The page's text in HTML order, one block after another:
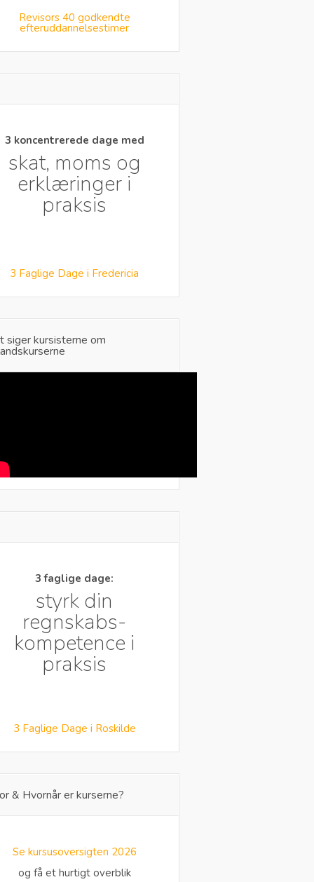
Revisors 40 godkendte
efteruddannelsestimer
3 koncentrerede dage med
skat, moms og
erklæringer i
praksis
3 Faglige Dage i Fredericia
siger kursisterne om
3 faglige dage:
styrk din
regnskabs-
kompetence i
praksis
3 Faglige Dage i Roskilde
& Hvornår er kurserne?
Se kursusoversigten 2026
og få et hurtigt overblik